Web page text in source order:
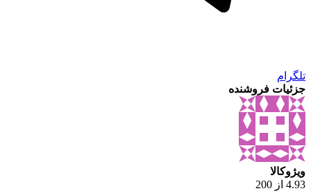
تلگرام
جزئیات فروشنده
ویژوکالا
4.93 از 200